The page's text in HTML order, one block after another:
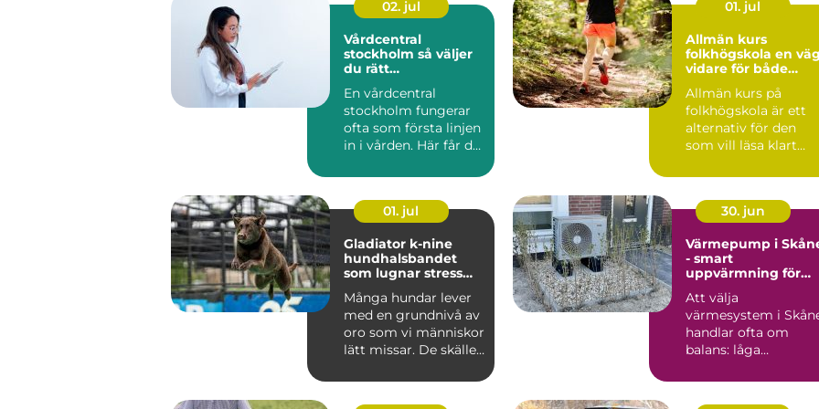
02. jul
Vårdcentral
stockholm så väljer
du rätt
En vårdcentral
stockholm fungerar
ofta som första linjen
in i vården. Här får du
01. jul
Allmän kurs
folkhögskola en väg
vidare för både
Allmän kurs på
folkhögskola är ett
alternativ för den
som vill läsa klart
behörighet t...
01. jul
Gladiator k-nine
hundhalsbandet
som lugnar stress
Många hundar lever
med en grundnivå av
oro som vi människor
lätt missar. De skäller
30. jun
Värmepump i
- smart
uppvärmning för
Att välja
värmesystem i
handlar ofta om
balans: låga